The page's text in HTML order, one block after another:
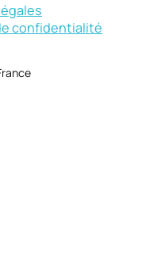
confidentialité